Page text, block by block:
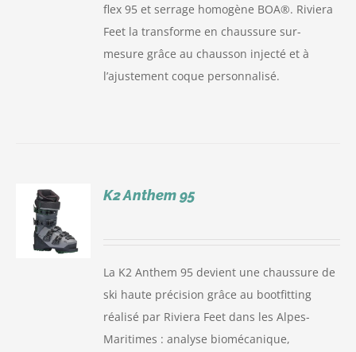
flex 95 et serrage homogène BOA®. Riviera
Feet la transforme en chaussure sur-
mesure grâce au chausson injecté et à
l’ajustement coque personnalisé.
K2 Anthem 95
La K2 Anthem 95 devient une chaussure de
ski haute précision grâce au bootfitting
réalisé par Riviera Feet dans les Alpes-
Maritimes : analyse biomécanique,